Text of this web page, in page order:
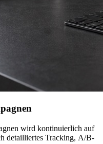
wird kontinuierlich auf
detailliertes Tracking, A/B-